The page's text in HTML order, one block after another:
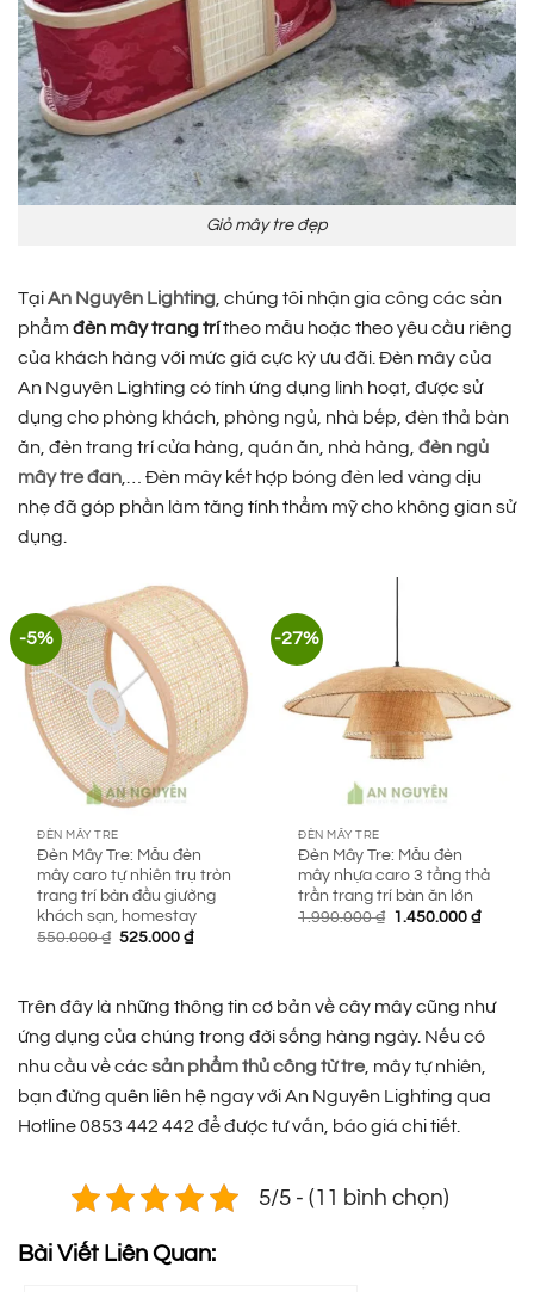
Giỏ mây tre đẹp
TạiAn Nguyên Lighting, chúng tôi nhận gia công các sản
phẩm đèn mây trang trítheo mẫu hoặc theo yêu cầu riêng
của khách hàng với mức giá cực kỳ ưu đãi. Đèn mây của
An Nguyên Lighting có tính ứng dụng linh hoạt, được sử
dụng cho phòng khách, phòng ngủ, nhà bếp, đèn thả bàn
ăn, đèn trang trí cửa hàng, quán ăn, nhà hàng, đèn ngủ
mây tre đan,… Đèn mây kết hợp bóng đèn led vàng dịu
nhẹ đã góp phần làm tăng tính thẩm mỹ cho không gian sử
dụng.
-5%
ĐÈN MÂY TRE
Đèn Mây Tre: Mẫu đèn
mây caro tự nhiên trụ tròn
trang trí bàn đầu giường
khách sạn, homestay
550.000₫ Giá
525.000₫Giá
525.000 ₫.
-27%
ĐÈN MÂY TRE
Đèn Mây Tre: Mẫu đèn
mây nhựa caro 3 tầng thả
trần trang trí bàn ăn lớn
1.990.000₫ Giá
1.450.000₫Giá
Trên đây là những thông tin cơ bản về cây mây cũng như
ứng dụng của chúng trong đời sống hàng ngày. Nếu có
nhu cầu về các sản phẩm thủ công từ tre , mây tự nhiên,
bạn đừng quên liên hệ ngay với An Nguyên Lighting qua
Hotline 0853 442 442 để được tư vấn, báo giá chi tiết.
5/5 - (11 bình chọn)
Bài Viết Liên Quan: